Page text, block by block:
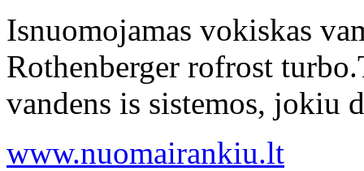
Isnuomojamas vokiskas
Rothenberger rofrost
vandens is sistemos, jokiu
www.nuomairankiu.lt